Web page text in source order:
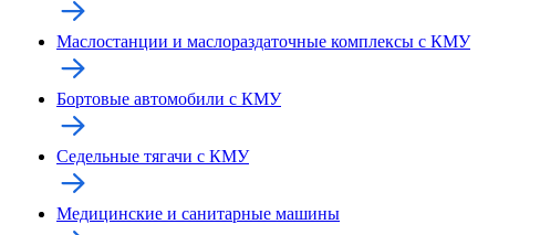
Маслостанции и маслораздаточные комплексы с КМУ
Бортовые автомобили с КМУ
Седельные тягачи с КМУ
Медицинские и санитарные машины